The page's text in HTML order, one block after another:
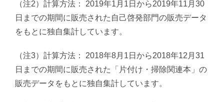
（注2）計算方法： 2019年1月1日から2019年11月30
日までの期間に販売された自己啓発部門の販売データ
をもとに独自集計しています。
（注3）計算方法： 2018年8月1日から2018年12月31
日までの期間に販売された「片付け・掃除関連本」の
販売データをもとに独自集計しています。